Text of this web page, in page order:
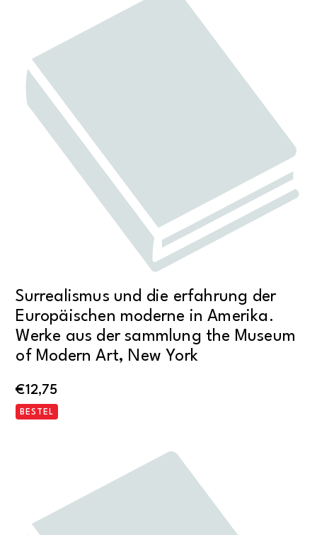
Surrealismus und die erfahrung der
Europäischen moderne in Amerika.
Werke aus der sammlung the Museum
of Modern Art, New York
€12,75
BESTEL